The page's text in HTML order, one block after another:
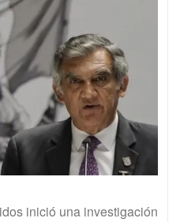
inició una investigación